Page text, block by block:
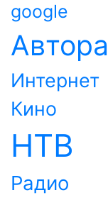
google
Интернет
Кино
НТВ
Радио